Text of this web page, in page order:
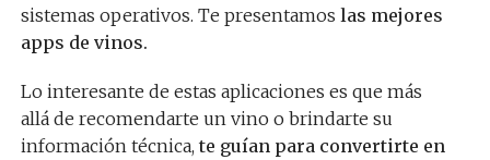
sistemas operativos. Te presentamos las mejores
apps de vinos.
Lo interesante de estas aplicaciones es que más
allá de recomendarte un vino o brindarte su
información técnica, te guían para convertirte en